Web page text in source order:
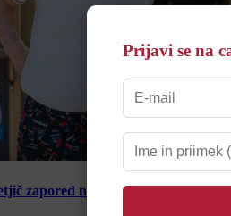
zapored navdušil Ptujčane
Prijavi se na